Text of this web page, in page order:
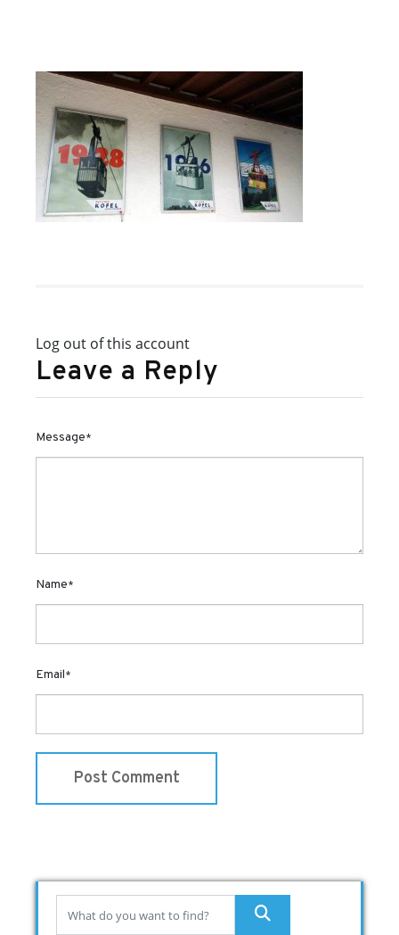
Log out of this account
Leave a Reply
Message*
Name*
Email*